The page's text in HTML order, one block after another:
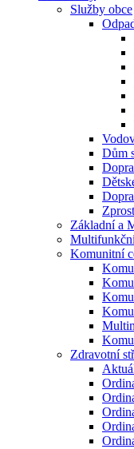
Služby obce
Dům
Základní a
Komunitní
Zdravotní